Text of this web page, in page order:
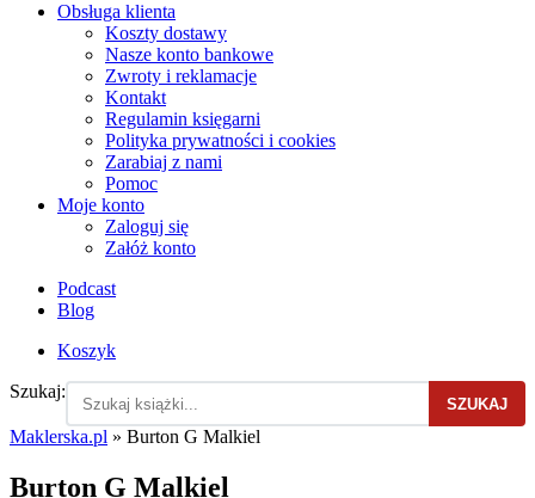
Obsługa klienta
Koszty dostawy
Nasze konto bankowe
Zwroty i reklamacje
Kontakt
Regulamin księgarni
Polityka prywatności i cookies
Zarabiaj z nami
Pomoc
Moje konto
Zaloguj się
Załóż konto
Podcast
Blog
Koszyk
Szukaj:
SZUKAJ
Maklerska.pl » Burton G Malkiel
Burton G Malkiel